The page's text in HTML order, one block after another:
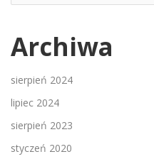
Archiwa
sierpień 2024
lipiec 2024
sierpień 2023
styczeń 2020